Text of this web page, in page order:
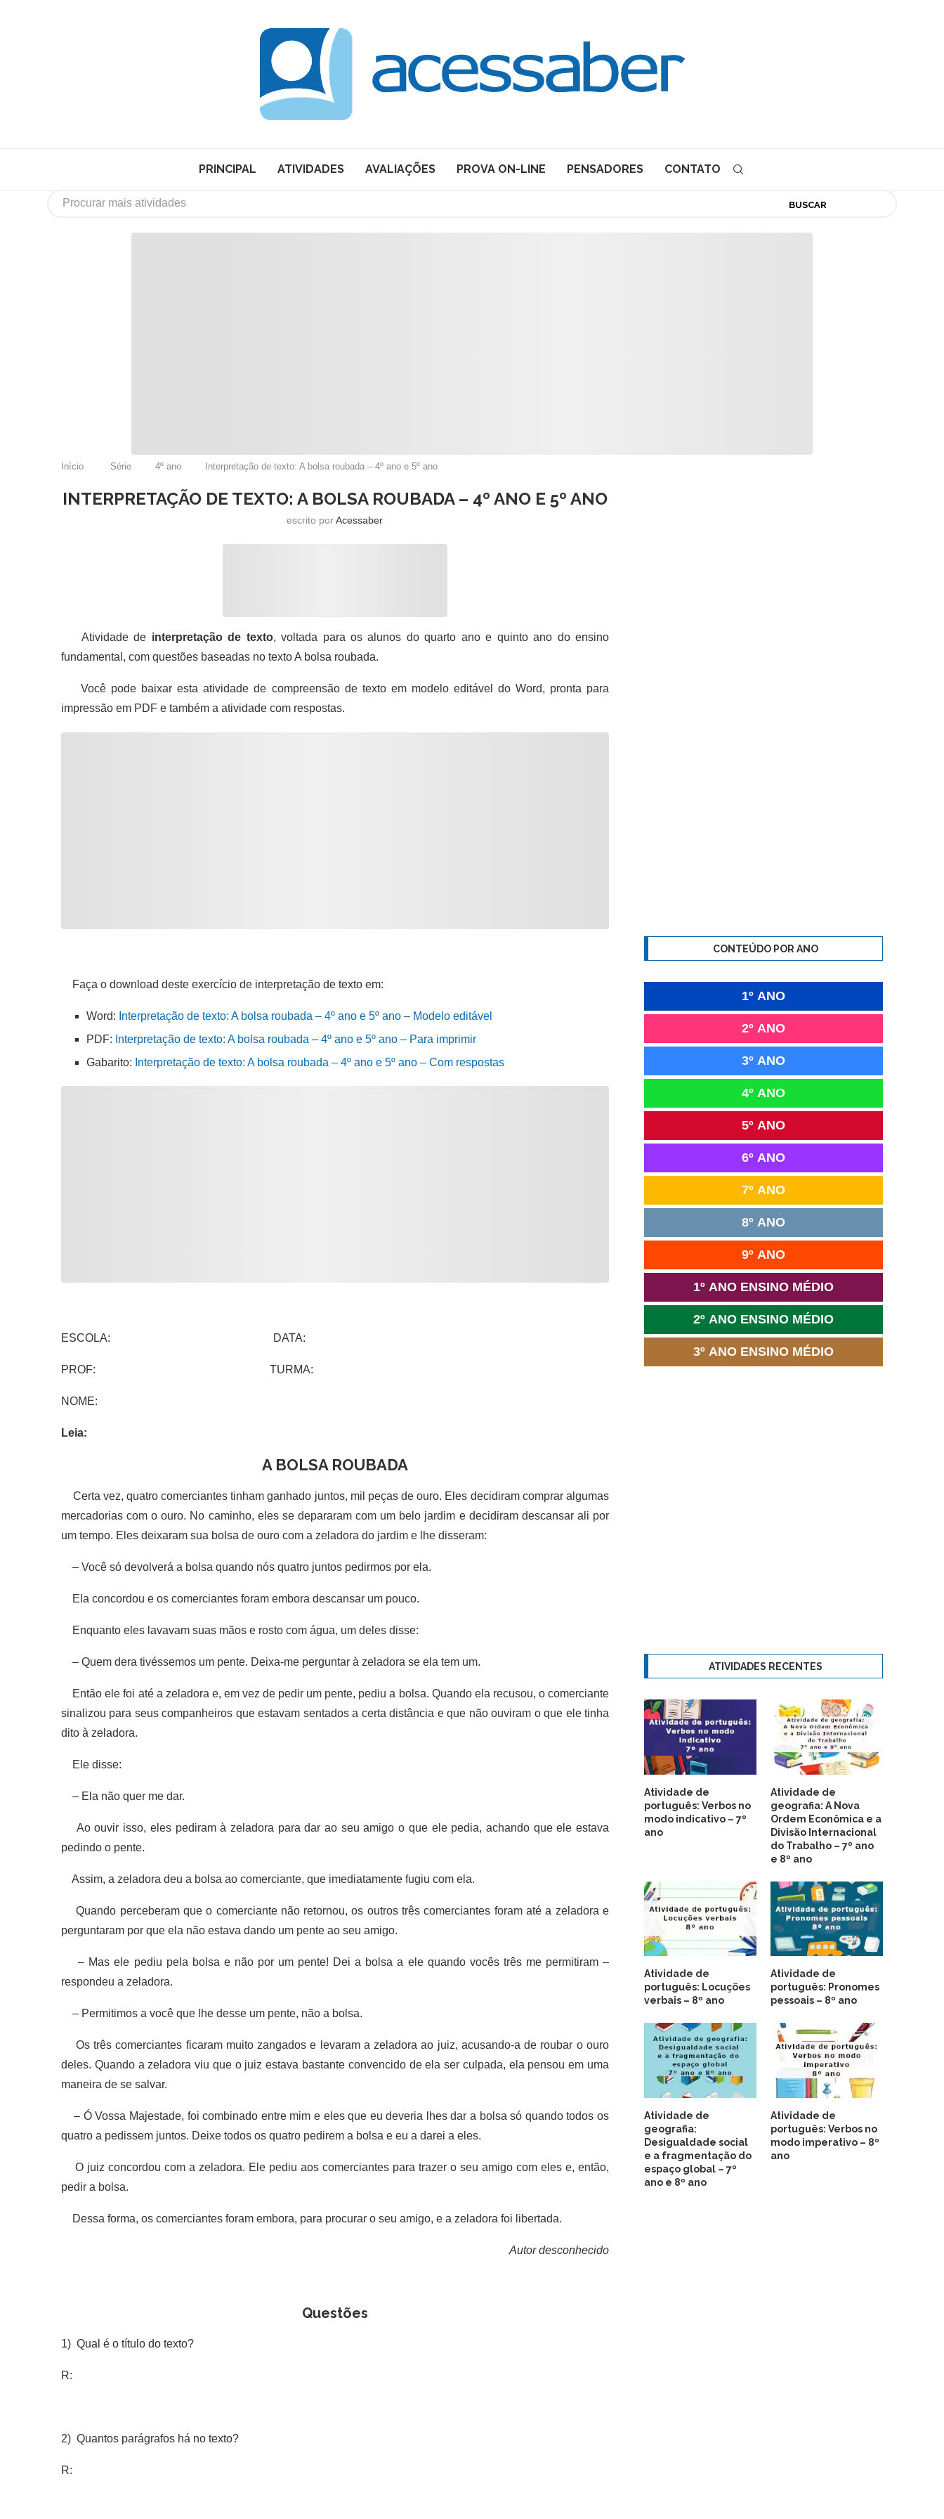
PRINCIPAL ATIVIDADES AVALIAÇÕES PROVA ON-LINE PENSADORES CONTATO
BUSCAR
Início Série 4º ano Interpretação de texto: A bolsa roubada – 4º ano e 5º ano
INTERPRETAÇÃO DE TEXTO: A BOLSA ROUBADA – 4º ANO E 5º ANO
escrito porAcessaber
Atividade de interpretação de texto, voltada para os alunos do quarto ano e quinto ano do ensino
fundamental, com questões baseadas no texto A bolsa roubada.
Você pode baixar esta atividade de compreensão de texto em modelo editável do Word, pronta para
impressão em PDF e também a atividade com respostas.
Faça o download deste exercício de interpretação de texto em:
Word: Interpretação de texto: A bolsa roubada – 4º ano e 5º ano – Modelo editável
PDF: Interpretação de texto: A bolsa roubada – 4º ano e 5º ano – Para imprimir
Gabarito: Interpretação de texto: A bolsa roubada – 4º ano e 5º ano – Com respostas
ESCOLA: DATA:
PROF: TURMA:
NOME:
Leia:
A BOLSA ROUBADA
Certa vez, quatro comerciantes tinham ganhado juntos, mil peças de ouro. Eles decidiram comprar algumas
mercadorias com o ouro. No caminho, eles se depararam com um belo jardim e decidiram descansar ali por
um tempo. Eles deixaram sua bolsa de ouro com a zeladora do jardim e lhe disseram:
– Você só devolverá a bolsa quando nós quatro juntos pedirmos por ela.
Ela concordou e os comerciantes foram embora descansar um pouco.
Enquanto eles lavavam suas mãos e rosto com água, um deles disse:
– Quem dera tivéssemos um pente. Deixa-me perguntar à zeladora se ela tem um.
Então ele foi até a zeladora e, em vez de pedir um pente, pediu a bolsa. Quando ela recusou, o comerciante
sinalizou para seus companheiros que estavam sentados a certa distância e que não ouviram o que ele tinha
dito à zeladora.
Ele disse:
– Ela não quer me dar.
Ao ouvir isso, eles pediram à zeladora para dar ao seu amigo o que ele pedia, achando que ele estava
pedindo o pente.
Assim, a zeladora deu a bolsa ao comerciante, que imediatamente fugiu com ela.
Quando perceberam que o comerciante não retornou, os outros três comerciantes foram até a zeladora e
perguntaram por que ela não estava dando um pente ao seu amigo.
– Mas ele pediu pela bolsa e não por um pente! Dei a bolsa a ele quando vocês três me permitiram –
respondeu a zeladora.
– Permitimos a você que lhe desse um pente, não a bolsa.
Os três comerciantes ficaram muito zangados e levaram a zeladora ao juiz, acusando-a de roubar o ouro
deles. Quando a zeladora viu que o juiz estava bastante convencido de ela ser culpada, ela pensou em uma
maneira de se salvar.
– Ó Vossa Majestade, foi combinado entre mim e eles que eu deveria lhes dar a bolsa só quando todos os
quatro a pedissem juntos. Deixe todos os quatro pedirem a bolsa e eu a darei a eles.
O juiz concordou com a zeladora. Ele pediu aos comerciantes para trazer o seu amigo com eles e, então,
pedir a bolsa.
Dessa forma, os comerciantes foram embora, para procurar o seu amigo, e a zeladora foi libertada.
Autor desconhecido
Questões
1) Qual é o título do texto?
R:
2) Quantos parágrafos há no texto?
R:
CONTEÚDO POR ANO
1º ANO
2º ANO
3º ANO
4º ANO
5º ANO
6º ANO
7º ANO
8º ANO
9º ANO
1º ANO ENSINO MÉDIO
2º ANO ENSINO MÉDIO
3º ANO ENSINO MÉDIO
ATIVIDADES RECENTES
Atividade de
português: Verbos no
modo indicativo – 7º
ano
Atividade de
geografia: A Nova
Ordem Econômica e a
Divisão Internacional
do Trabalho – 7º ano
e 8º ano
Atividade de
português: Locuções
verbais – 8º ano
Atividade de
português: Pronomes
pessoais – 8º ano
Atividade de
geografia:
Desigualdade social
e a fragmentação do
espaço global – 7º
ano e 8º ano
Atividade de
português: Verbos no
modo imperativo – 8º
ano